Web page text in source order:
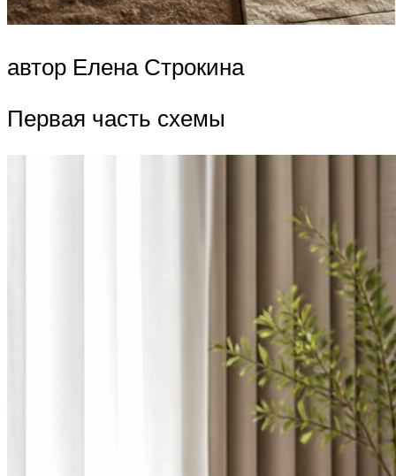
автор Елена Строкина
Первая часть схемы